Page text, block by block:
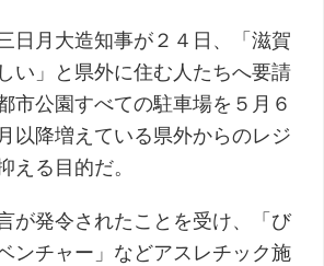
日月大造知事が２４日、「滋賀
い」と県外に住む人たちへ要請
市公園すべての駐車場を５月６
以降増えている県外からのレジ
える目的だ。
が発令されたことを受け、「び
ンチャー」などアスレチック施